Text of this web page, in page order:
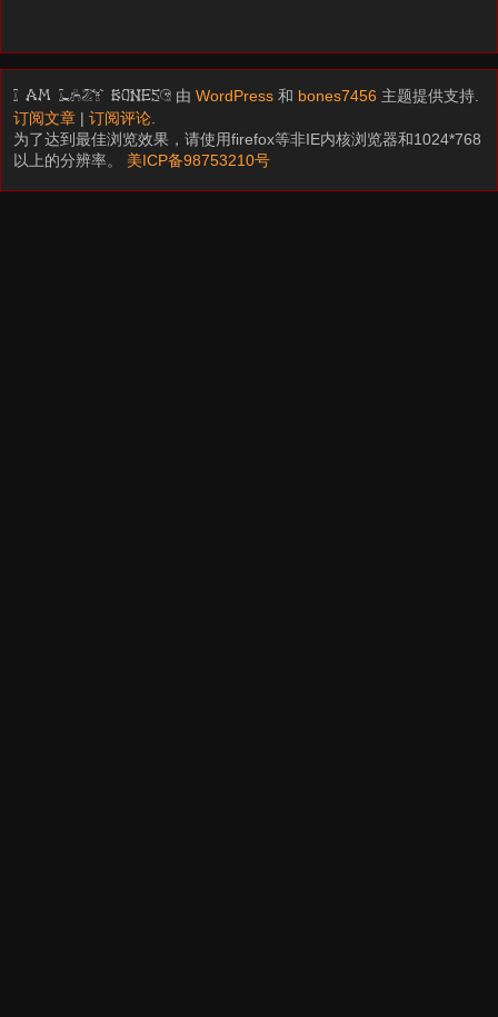
I am LAZY bones? 由WordPress 和 bones7456 主题提供支持.
订阅文章 |订阅评论
为了达到最佳浏览效果，请使用firefox等非IE内核浏览器和1024*768
以上的分辨率。 美ICP备98753210号